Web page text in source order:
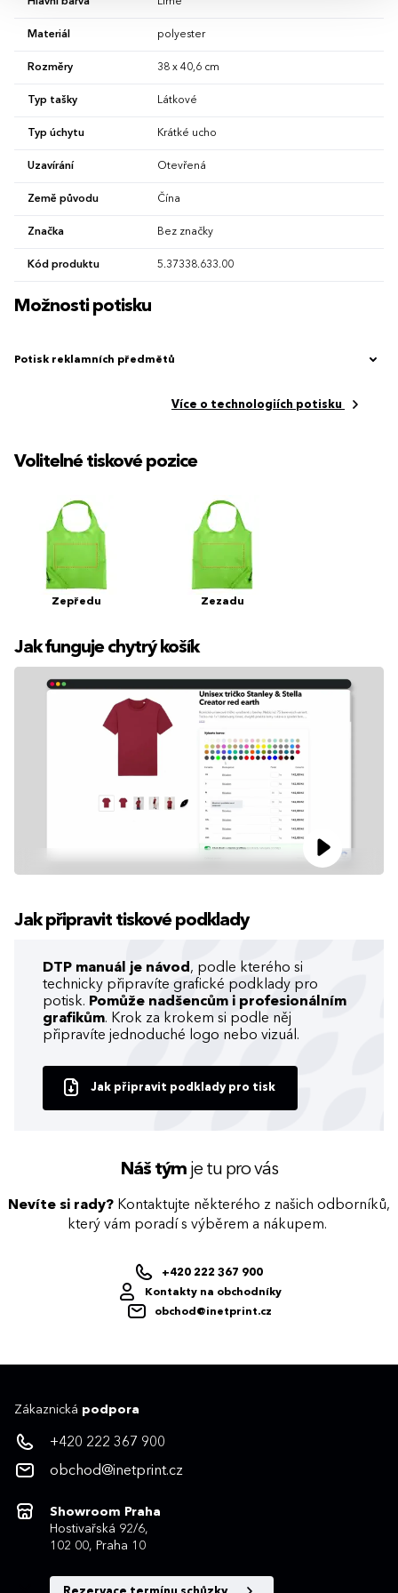
Materiál polyester
Rozměry 38 x 40,6 cm
Typ tašky Látkové
Typ úchytu Krátké ucho
Uzavírání Otevřená
Země původu Čína
Značka Bez značky
Kód produktu 5.37338.633.00
Možnosti potisku
Potisk reklamních předmětů
Více o technologiích potisku
Volitelné tiskové pozice
Zepředu Zezadu
Jak funguje chytrý košík
Jak připravit tiskové podklady
DTP manuál je návod , podle kterého si
technicky připravíte grafické podklady pro
potisk. Pomůže nadšencům i profesionálním
grafikům. Krok za krokem si podle něj
připravíte jednoduché logo nebo vizuál.
Jak připravit podklady pro tisk
Náš týmje tu pro vás
Nevíte si rady? Kontaktujte některého z našich odborníků,
který vám poradí s výběrem a nákupem.
+420 222 367 900
Kontakty na obchodníky
obchod@inetprint.cz
Zákaznická podpora
+420 222 367 900
obchod@inetprint.cz
Showroom Praha
Hostivařská 92/6,
102 00, Praha 10